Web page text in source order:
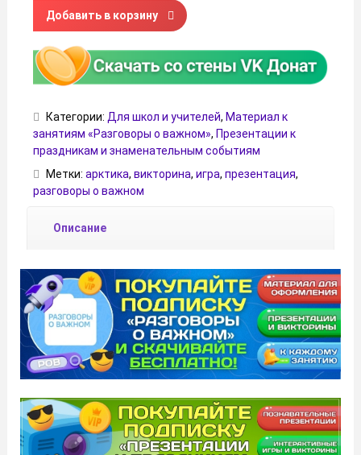
Количество товара Интерактивная познавательная
Добавить в корзину
Категории: Для школ и учителей, Материал к
занятиям «Разговоры о важном», Презентации к
праздникам и знаменательным событиям
Метки: арктика, викторина, игра, презентация,
разговоры о важном
Описание